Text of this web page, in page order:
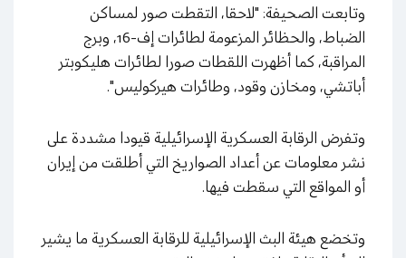
وتابعت الصحيفة: "لاحقا، التقطت صور لمساكن
الضباط، والحظائر المزعومة لطائرات إف-16، وبرج
المراقبة، كما أظهرت اللقطات صورا لطائرات هليكوبتر
أباتشي، ومخازن وقود، وطائرات هيركوليس".
وتفرض الرقابة العسكرية الإسرائيلية قيودا مشددة على
نشر معلومات عن أعداد الصواريخ التي أطلقت من إيران
أو المواقع التي سقطت فيها.
وتخضع هيئة البث الإسرائيلية للرقابة العسكرية ما يشير